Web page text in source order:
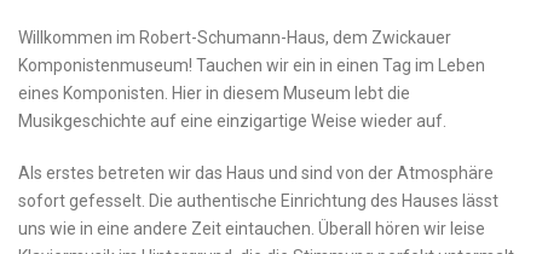
Willkommen im⁢ Robert-Schumann-Haus, dem​ Zwickauer
Komponistenmuseum! Tauchen‍ wir ‍ein in ⁣einen Tag im‌ Leben
eines Komponisten. Hier ⁣in diesem ⁤Museum⁤ lebt die
Musikgeschichte auf eine einzigartige Weise ⁤wieder‌ auf.
Als erstes betreten wir das Haus und ‍sind von der Atmosphäre
sofort gefesselt. ‌Die​ authentische Einrichtung des Hauses ⁤lässt
⁤uns wie in eine andere Zeit eintauchen. Überall hören wir ⁣leise